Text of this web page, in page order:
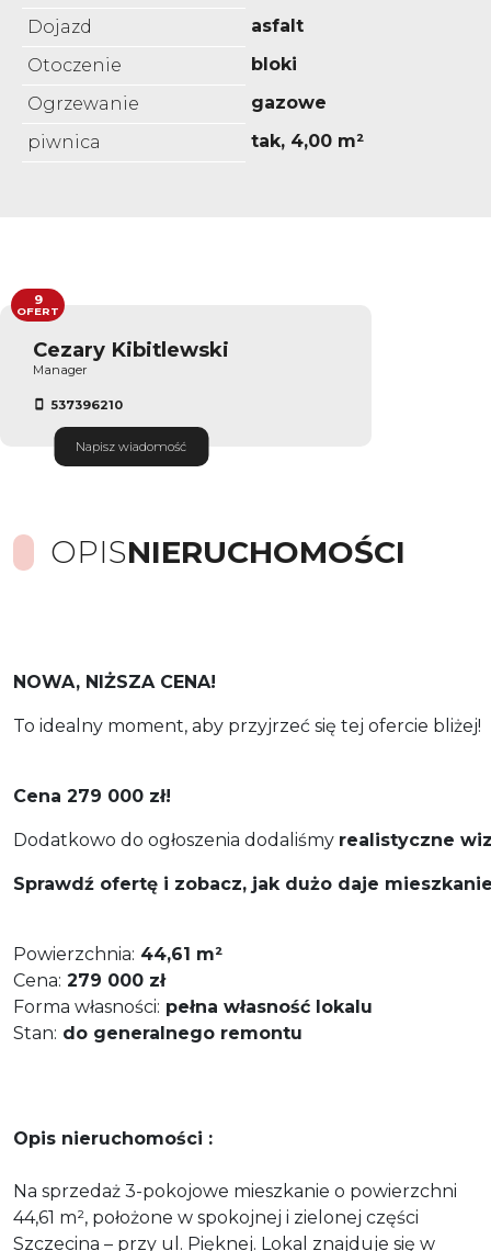
Dojazd
asfalt
Otoczenie
bloki
Ogrzewanie
gazowe
piwnica
tak, 4,00 m²
Cezary Kibitlewski
Manager
537396210
Napisz wiadomość
9
OFERT
OPISNIERUCHOMOŚCI
NOWA, NIŻSZA CENA!
To idealny moment, aby przyjrzeć się tej ofercie bliżej!
Cena 279 000 zł!
Dodatkowo do ogłoszenia dodaliśmy realistyczne
Sprawdź ofertę i zobacz, jak dużo daje
Powierzchnia: 44,61 m²
Cena: 279 000 zł
Forma własności: pełna własność lokalu
Stan: do generalnego remontu
Opis nieruchomości :
Na sprzedaż 3-pokojowe mieszkanie o powierzchni
44,61 m², położone w spokojnej i zielonej części
Szczecina – przy ul. Pięknej. Lokal znajduje się w